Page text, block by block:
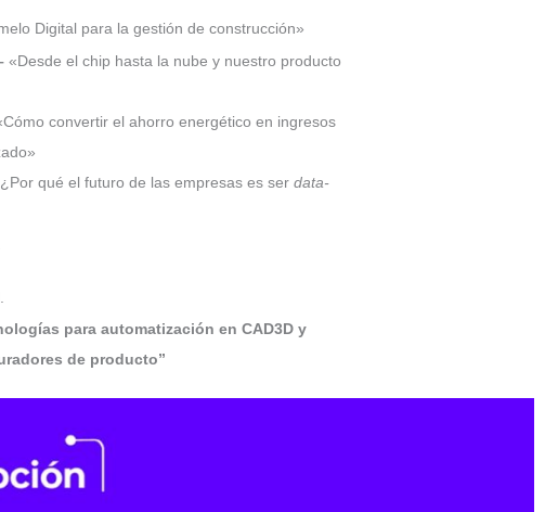
Digital para la gestión de construcción»
«Desde el chip hasta la nube y nuestro producto
convertir el ahorro energético en ingresos
qué el futuro de las empresas es ser data-
para automatización en CAD3D y
de producto”